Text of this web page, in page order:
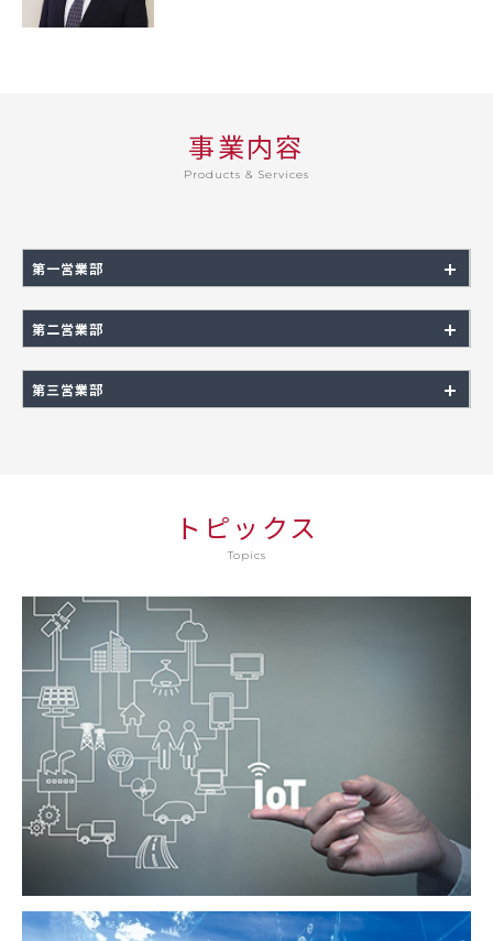
事業内容
Products & Services
第一営業部
第二営業部
第三営業部
トピックス
Topics